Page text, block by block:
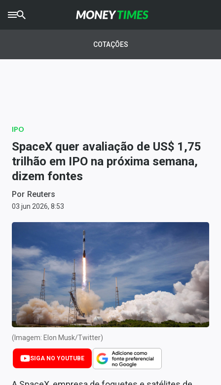
AGROTIMES
Newsletters
Money Trader
Anuncie
Últimas Notícias
Cotações
Comprar ou vender?
Carteiras Recomendadas
Central de Dividendos
Central de Fundos Imobiliários
Central dos IPOs
Renda Fixa
COTAÇÕES
IPO
SpaceX quer avaliação de US$ 1,75
trilhão em IPO na próxima semana,
dizem fontes
Por Reuters
03 jun 2026, 8:53
(Imagem: Elon Musk/Twitter)
SIGA NO YOUTUBE